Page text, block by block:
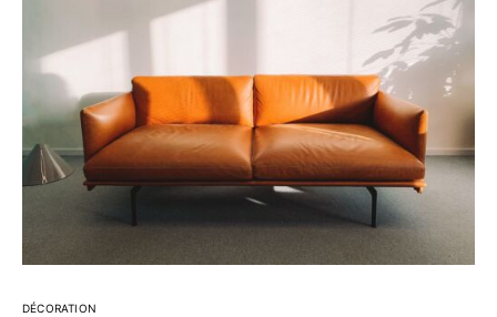
DÉCORATION